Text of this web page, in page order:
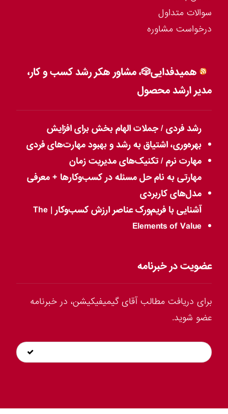
سوالات متداول
درخواست مشاوره
همیدفدایی🎲، مشاور هکر رشد کسب و کار،
مدیر ارشد محصول
رشد فردی / جملات الهام بخش برای افزایش
بهره‌وری، اشتیاق به رشد و بهبود مهارت‌های فردی
مهارت نرم / تکنیک‌های مدیریت زمان
مهارتی به نام حل مسئله در کسب‌وکارها + معرفی
مدل‌های کاربردی
آشنایی با فریم‌ورک عناصر ارزش کسب‌وکار | The
Elements of Value
عضویت در خبرنامه
برای دریافت مطالب آقای گیمیفیکیشن، در خبرنامه
عضو شوید.